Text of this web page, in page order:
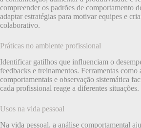
compreender os padrões de comportamento
adaptar estratégias para motivar equipes e
colaborativo.
Práticas no ambiente profissional
Identificar gatilhos que influenciam o
feedbacks e treinamentos. Ferramentas como
comportamentais e observação sistemática
cada profissional reage a diferentes situações.
Usos na vida pessoal
Na vida pessoal, a análise comportamental